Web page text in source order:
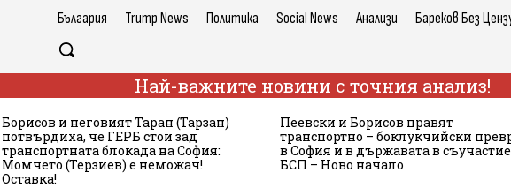
България Trump News Политика Social News Анализи Бареков Без
Най-важните новини с точния анализ!
Борисов и неговият Таран (Тарзан)
потвърдиха, че ГЕРБ стои зад
транспортната блокада на София:
Момчето (Терзиев) е неможач!
Оставка!
Пеевски и Борисов правят
транспортно – боклукчийски
в София и в държавата в съучастие
БСП – Ново начало